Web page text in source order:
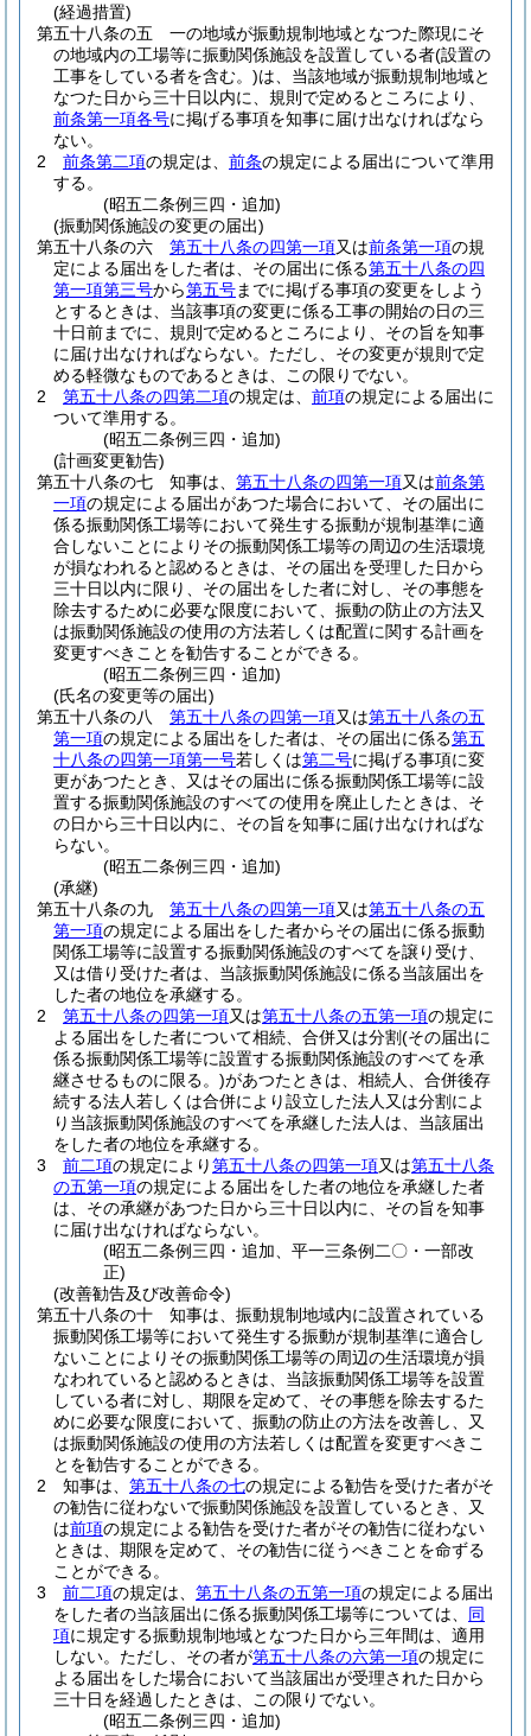
(経過措置)
第五十八条の五
一の地域が振動規制地域となつた際現にそ
の地域内の工場等に振動関係施設を設置している者(設置の
工事をしている者を含む。)は、当該地域が振動規制地域と
なつた日から三十日以内に、規則で定めるところにより、
前条第一項各号に掲げる事項を知事に届け出なければなら
ない。
2
前条第二項の規定は、 前条の規定による届出について準用
する。
(昭五二条例三四・追加)
(振動関係施設の変更の届出)
第五十八条の六
第五十八条の四第一項又は前条第一項の規
定による届出をした者は、その届出に係る第五十八条の四
第一項第三号から第五号までに掲げる事項の変更をしよう
とするときは、当該事項の変更に係る工事の開始の日の三
十日前までに、規則で定めるところにより、その旨を知事
に届け出なければならない。 ただし、その変更が規則で定
める軽微なものであるときは、この限りでない。
2
第五十八条の四第二項の規定は、 前項の規定による届出に
ついて準用する。
(昭五二条例三四・追加)
(計画変更勧告)
第五十八条の七
知事は、 第五十八条の四第一項又は前条第
一項の規定による届出があつた場合において、その届出に
係る振動関係工場等において発生する振動が規制基準に適
合しないことによりその振動関係工場等の周辺の生活環境
が損なわれると認めるときは、その届出を受理した日から
三十日以内に限り、その届出をした者に対し、その事態を
除去するために必要な限度において、振動の防止の方法又
は振動関係施設の使用の方法若しくは配置に関する計画を
変更すべきことを勧告することができる。
(昭五二条例三四・追加)
(氏名の変更等の届出)
第五十八条の八
第五十八条の四第一項又は第五十八条の五
第一項の規定による届出をした者は、その届出に係る第五
十八条の四第一項第一号若しくは第二号に掲げる事項に変
更があつたとき、又はその届出に係る振動関係工場等に設
置する振動関係施設のすべての使用を廃止したときは、そ
の日から三十日以内に、その旨を知事に届け出なければな
らない。
(昭五二条例三四・追加)
(承継)
第五十八条の九
第五十八条の四第一項又は第五十八条の五
第一項の規定による届出をした者からその届出に係る振動
関係工場等に設置する振動関係施設のすべてを譲り受け、
又は借り受けた者は、当該振動関係施設に係る当該届出を
した者の地位を承継する。
2
第五十八条の四第一項又は第五十八条の五第一項の規定に
よる届出をした者について相続、合併又は分割(その届出に
係る振動関係工場等に設置する振動関係施設のすべてを承
継させるものに限る。)があつたときは、相続人、合併後存
続する法人若しくは合併により設立した法人又は分割によ
り当該振動関係施設のすべてを承継した法人は、当該届出
をした者の地位を承継する。
3
前二項の規定により第五十八条の四第一項又は第五十八条
の五第一項の規定による届出をした者の地位を承継した者
は、その承継があつた日から三十日以内に、その旨を知事
に届け出なければならない。
(昭五二条例三四・追加、平一三条例二〇・一部改
正)
(改善勧告及び改善命令)
第五十八条の十
知事は、振動規制地域内に設置されている
振動関係工場等において発生する振動が規制基準に適合し
ないことによりその振動関係工場等の周辺の生活環境が損
なわれていると認めるときは、当該振動関係工場等を設置
している者に対し、期限を定めて、その事態を除去するた
めに必要な限度において、振動の防止の方法を改善し、又
は振動関係施設の使用の方法若しくは配置を変更すべきこ
とを勧告することができる。
2
知事は、 第五十八条の七の規定による勧告を受けた者がそ
の勧告に従わないで振動関係施設を設置しているとき、又
は前項の規定による勧告を受けた者がその勧告に従わない
ときは、期限を定めて、その勧告に従うべきことを命ずる
ことができる。
3
前二項の規定は、 第五十八条の五第一項の規定による届出
をした者の当該届出に係る振動関係工場等については、 同
項に規定する振動規制地域となつた日から三年間は、適用
しない。 ただし、その者が第五十八条の六第一項の規定に
よる届出をした場合において当該届出が受理された日から
三十日を経過したときは、この限りでない。
(昭五二条例三四・追加)